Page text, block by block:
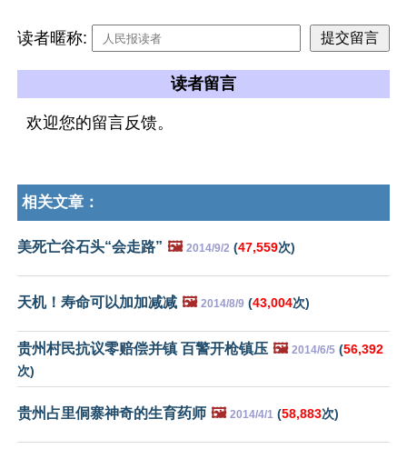
读者暱称:
读者留言
欢迎您的留言反馈。
相关文章：
美死亡谷石头“会走路” 🖼️ 2014/9/2 (47,559次)
天机！寿命可以加加减减 🖼️ 2014/8/9 (43,004次)
贵州村民抗议零赔偿并镇 百警开枪镇压 🖼️ 2014/6/5 (56,392
次)
贵州占里侗寨神奇的生育药师 🖼️ 2014/4/1 (58,883次)